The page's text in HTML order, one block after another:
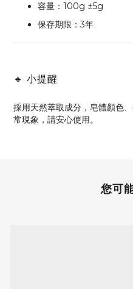
容量：100g ±5g
保存期限：3年
🔹 小提醒
採用天然萃取成分，皂體顏色
常現象，請安心使用。
您可